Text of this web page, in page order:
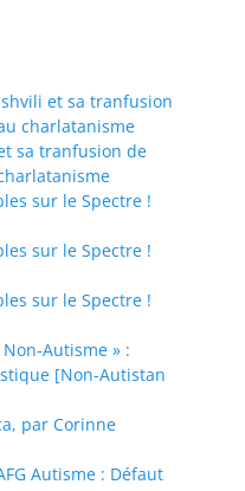
et sa tranfusion
charlatanisme
sa tranfusion de
sur le Spectre !
sur le Spectre !
sur le Spectre !
Autisme » :
[Non-Autistan
par Corinne
Autisme : Défaut